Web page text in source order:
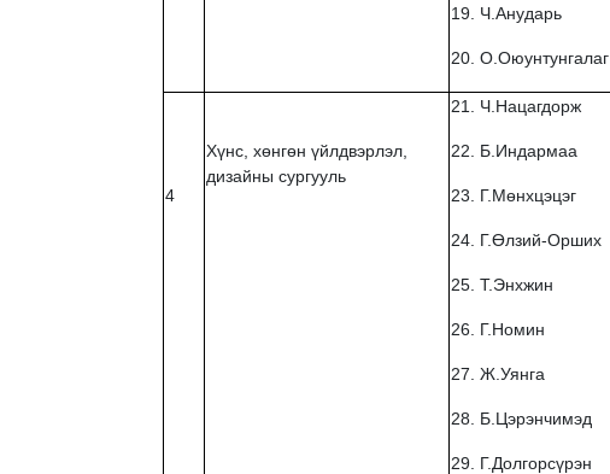
19. Ч.Анударь
20. О.Оюунтунгалаг
4
Хүнс, хөнгөн үйлдвэрлэл,
дизайны сургууль
21. Ч.Нацагдорж
22. Б.Индармаа
23. Г.Мөнхцэцэг
24. Г.Өлзий-Орших
25. Т.Энхжин
26. Г.Номин
27. Ж.Уянга
28. Б.Цэрэнчимэд
29. Г.Долгорсүрэн